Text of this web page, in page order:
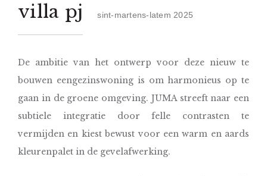
villa pj sint-martens-latem 2025
De ambitie van het ontwerp voor deze nieuw te
bouwen eengezinswoning is om harmonieus op te
gaan in de groene omgeving. JUMA streeft naar een
subtiele integratie door felle contrasten te
vermijden en kiest bewust voor een warm en aards
kleurenpalet in de gevelafwerking.